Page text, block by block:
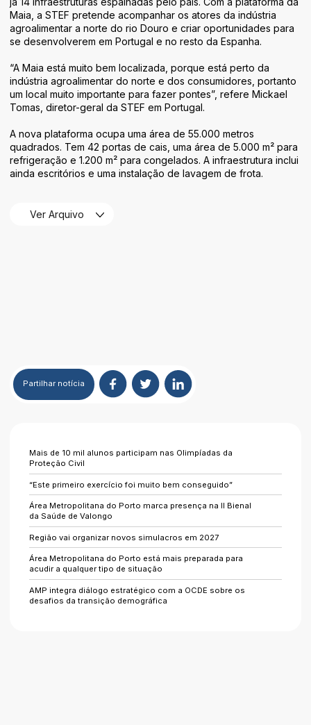
Maia, a STEF pretende acompanhar os atores da indústria
agroalimentar a norte do rio Douro e criar oportunidades para
se desenvolverem em Portugal e no resto da Espanha.
“A Maia está muito bem localizada, porque está perto da
indústria agroalimentar do norte e dos consumidores, portanto
um local muito importante para fazer pontes”, refere Mickael
Tomas, diretor-geral da STEF em Portugal.
A nova plataforma ocupa uma área de 55.000 metros
quadrados. Tem 42 portas de cais, uma área de 5.000 m² para
refrigeração e 1.200 m² para congelados. A infraestrutura inclui
ainda escritórios e uma instalação de lavagem de frota.
Ver Arquivo
Partilhar notícia
Mais de 10 mil alunos participam nas Olimpíadas da
Proteção Civil
“Este primeiro exercício foi muito bem conseguido”
Área Metropolitana do Porto marca presença na II Bienal
da Saúde de Valongo
Região vai organizar novos simulacros em 2027
Área Metropolitana do Porto está mais preparada para
acudir a qualquer tipo de situação
AMP integra diálogo estratégico com a OCDE sobre os
desafios da transição demográfica